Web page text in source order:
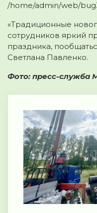
/home/admin/web/
«Традиционные
сотрудников яркий
праздника,
Светлана Павленко.
Фото: пресс-служба